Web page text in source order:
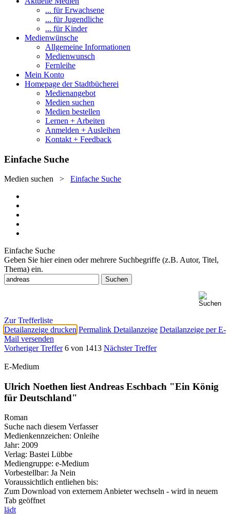
... für Erwachsene
... für Jugendliche
... für Kinder
Medienwünsche
Allgemeine Informationen
Medienwunsch
Fernleihe
Mein Konto
Homepage der Stadtbücherei
Medienangebot
Medien suchen
Medien bestellen
Lernen + Arbeiten
Anmelden + Ausleihen
Kontakt + Feedback
Einfache Suche
Medien suchen > Einfache Suche
Einfache Suche
Geben Sie hier einen oder mehrere Suchbegriffe (z.B. Autor, Titel,
Thema) ein.
Zur Trefferliste
Detailanzeige drucken Permalink Detailanzeige Detailanzeige per E-
Mail versenden
Vorheriger Treffer 6 von 1413 Nächster Treffer
E-Medium
Ulrich Noethen liest Andreas Eschbach "Ein König
für Deutschland"
Roman
Suche nach diesem Verfasser
Medienkennzeichen: Onleihe
Jahr: 2009
Verlag: Bastei Lübbe
Mediengruppe: e-Medium
Vorbestellbar: Ja Nein
Voraussichtlich entliehen bis:
Zum Download von externem Anbieter wechseln - wird in neuem
Tab geöffnet
lädt